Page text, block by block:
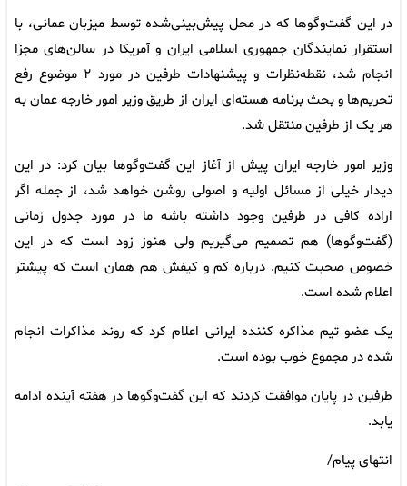
در این گفت‌وگوها که در محل پیش‌بینی‌شده توسط میزبان عمانی، با
استقرار نمایندگان جمهوری اسلامی ایران و آمریکا در سالن‌های مجزا
انجام شد، نقطه‌نظرات و پیشنهادات طرفین در مورد ۲ موضوع رفع
تحریم‌ها و بحث برنامه هسته‌ای ایران از طریق وزیر امور خارجه عمان به
هر یک از طرفین منتقل شد.
وزیر امور خارجه ایران پیش از آغاز این گفت‌وگوها بیان کرد: در این
دیدار خیلی از مسائل اولیه و اصولی روشن خواهد شد، از جمله اگر
اراده کافی در طرفین وجود داشته باشه ما در مورد جدول زمانی
(گفت‌وگوها) هم تصمیم می‌گیریم ولی هنوز زود است که در این
خصوص صحبت کنیم. درباره کم و کیفش هم همان است که پیشتر
اعلام شده است.
یک عضو تیم مذاکره کننده ایرانی اعلام کرد که روند مذاکرات انجام
شده در مجموع خوب بوده است.
طرفین در پایان موافقت کردند که این گفت‌وگوها در هفته آینده ادامه
یابد.
انتهای پیام/